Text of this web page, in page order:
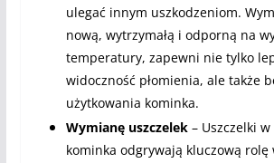
ulegać innym uszkodzeniom.
nową, wytrzymałą i odporną na
temperatury, zapewni nie tylko
widoczność płomienia, ale także
użytkowania kominka.
Wymianę uszczelek– Uszczelki
kominka odgrywają kluczową rolę